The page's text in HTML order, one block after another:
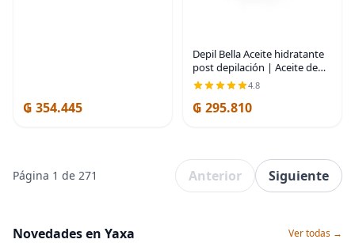
₲ 354.445
Depil Bella Aceite hidratante
post depilación | Aceite de
semilla de algodón para una
piel suave y tersa | 16.9 fl oz
4.8
₲ 295.810
Página 1 de 271 Anterior Siguiente
Novedades en Yaxa Ver todas →